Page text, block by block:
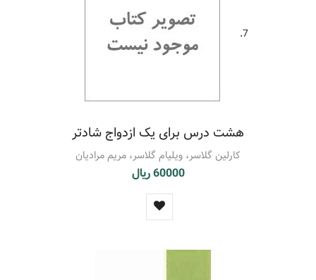
7.
هشت درس برای یک ازدواج شادتر
کارلین گلاسر، ویلیام گلاسر، مریم مرادیان
60000 ریال